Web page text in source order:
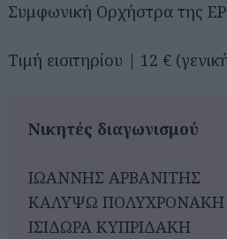
Συμφωνική Ορχήστρα της
Τιμή εισιτηρίου | 12 €
Νικητές διαγωνισμού
ΙΩΑΝΝΗΣ ΑΡΒΑΝΙΤΗΣ
ΚΑΛΥΨΩ ΠΟΛΥΧΡΟΝΑΚΗ
ΙΣΙΔΩΡΑ ΚΥΠΡΙΔΑΚΗ